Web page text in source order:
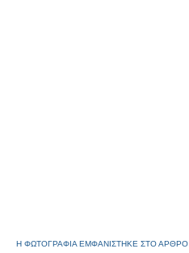
Η ΦΩΤΟΓΡΑΦΙΑ ΕΜΦΑΝΙΣΤΗΚΕ ΣΤΟ ΑΡΘΡΟ